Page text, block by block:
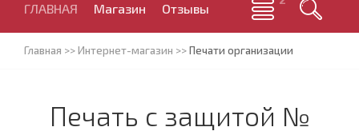
ГЛАВНАЯ Магазин Отзывы
Главная >>Интернет-магазин >>Печати организации
Печать с защитой №